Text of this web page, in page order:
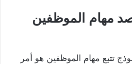
مهام الموظفين
تتبع مهام الموظفين هو أمر